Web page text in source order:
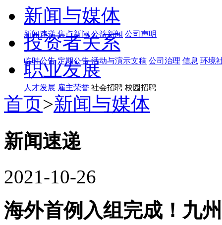
新闻与媒体
新闻速递 焦点新闻 公益新闻 公司声明
投资者关系
临时公告 定期公告 活动与演示文稿 公司治理 信息 环境
职业发展
人才发展 雇主荣誉 社会招聘 校园招聘
首页>新闻与媒体
新闻速递
2021-10-26
海外首例入组完成！